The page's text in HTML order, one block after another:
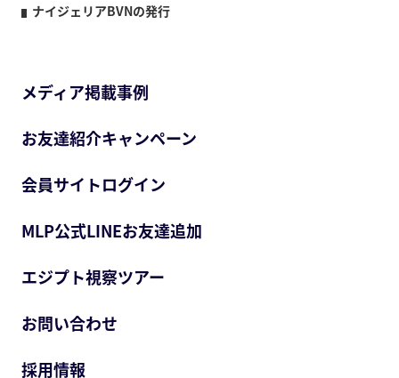
ナイジェリアBVNの発行
メディア掲載事例
お友達紹介キャンペーン
会員サイトログイン
MLP公式LINEお友達追加
エジプト視察ツアー
お問い合わせ
採用情報